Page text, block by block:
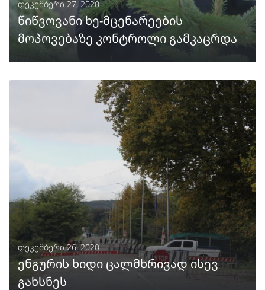
დეკემბერი 27, 2020
წიწვოვანი ხე-მცენარეების
მოპოვებაზე კონტროლი გამკაცრდა
დეკემბერი 26, 2020
ენგურის ხიდი ცალმხრივად ისევ
გახსნეს